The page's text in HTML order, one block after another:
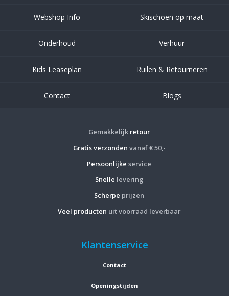
Webshop Info Skischoen op maat
Onderhoud Verhuur
Kids Leaseplan Ruilen & Retourneren
Contact Blogs
Gemakkelijk retour
Gratis verzonden vanaf € 50,-
Persoonlijke service
Snelle levering
Scherpe prijzen
Veel producten uit voorraad leverbaar
Klantenservice
Contact
Openingstijden